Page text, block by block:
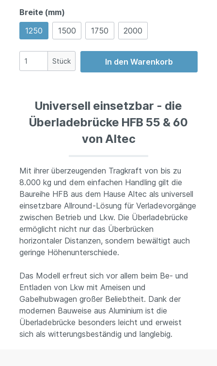
Breite (mm)
1250
1500 1750 2000
Stück In den Warenkorb
Universell einsetzbar - die
Überladebrücke HFB 55 & 60
von Altec
Mit ihrer überzeugenden Tragkraft von bis zu
8.000 kg und dem einfachen Handling gilt die
Baureihe HFB aus dem Hause Altec als universell
einsetzbare Allround-Lösung für Verladevorgänge
zwischen Betrieb und Lkw. Die Überladebrücke
ermöglicht nicht nur das Überbrücken
horizontaler Distanzen, sondern bewältigt auch
geringe Höhenunterschiede.
Das Modell erfreut sich vor allem beim Be- und
Entladen von Lkw mit Ameisen und
Gabelhubwagen großer Beliebtheit. Dank der
modernen Bauweise aus Aluminium ist die
Überladebrücke besonders leicht und erweist
sich als witterungsbeständig und langlebig.